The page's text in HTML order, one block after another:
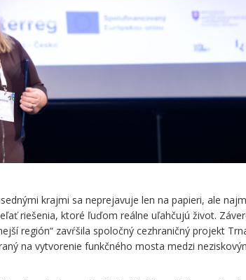
krajmi sa neprejavuje len na papieri, ale
riešenia, ktoré ľuďom reálne uľahčujú život.
región“ zavŕšila spoločný cezhraničný projekt
na vytvorenie funkčného mosta medzi